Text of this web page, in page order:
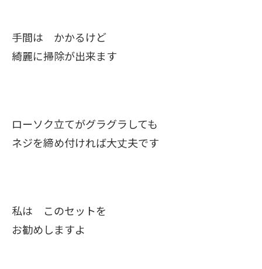
手間は かかるけど
綺麗に掃除が出来ます
ローソク立てがグラグラしても
ネジを締め付ければ大丈夫です
私は このセットを
お勧めしますよ